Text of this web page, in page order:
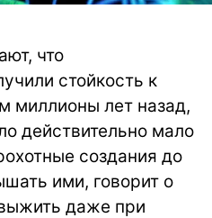
что
стойкость к
миллионы лет назад,
действительно мало
создания до
ими, говорит о
даже при